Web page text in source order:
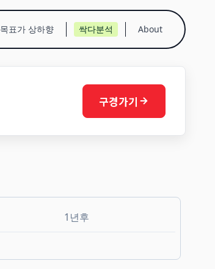
목표가 상하향 싹다분석 About
구경가기
1년후